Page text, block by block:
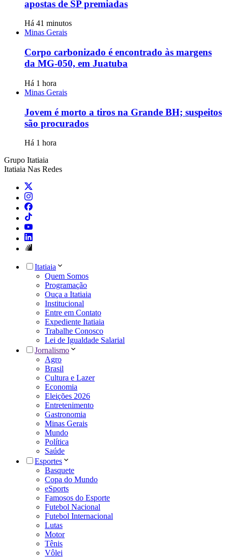
apostas de SP premiadas
Há 41 minutos
Minas Gerais
Corpo carbonizado é encontrado às margens
da MG-050, em Juatuba
Há 1 hora
Minas Gerais
Jovem é morto a tiros na Grande BH; suspeitos
são procurados
Há 1 hora
Grupo Itatiaia
Itatiaia Nas Redes
Itatiaia
Quem Somos
Programação
Ouça a Itatiaia
Institucional
Entre em Contato
Expediente Itatiaia
Trabalhe Conosco
Lei de Igualdade Salarial
Jornalismo
Agro
Brasil
Cultura e Lazer
Economia
Eleições 2026
Entretenimento
Gastronomia
Minas Gerais
Mundo
Política
Saúde
Esportes
Basquete
Copa do Mundo
eSports
Famosos do Esporte
Futebol Nacional
Futebol Internacional
Lutas
Motor
Tênis
Vôlei